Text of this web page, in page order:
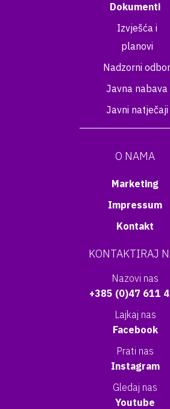
Dokumenti
Izvješća i
planovi
Nadzorni odbor
Javna nabava
Javni natječaji
O NAMA
Marketing
Impressum
Kontakt
KONTAKTIRAJ
Nazovi nas
+385 (0)47 611
Lajkaj nas
Facebook
Prati nas
Instagram
Gledaj nas
Youtube